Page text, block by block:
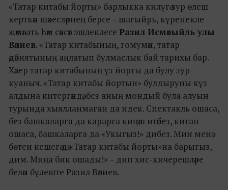
«Татар китабы йорты» барлыкка килүгә зур өлеш
керткән шәхесләрнең берсе – шагыйрь, күренекле
җәмәгать һәм сәясәт эшлеклесе Разил Исмәгыйль улы
Вәлиев. «Татар китабының, гомумән, татар
әдәбиятының аңлатып булмаслык бай тарихы бар.
Хәзер татар китабының үз йорты да булу зур
куаныч. «Татар китабы йортын» булдыруны күз
алдына китергәндә, без аның мондый була алуын
турында хыялланмаган да идек. Спектакль ошаса,
без башкаларга да карарга киңәш итәбез, китап
ошаса, башкаларга да «Укыгыз!» дибез. Мин менә
бөтен кешегә дә «Татар китабы йорты»на барыгыз,
дим. Миңа бик ошады!» – дип хис-кичерешләре
белән бүлеште Разил Вәлиев.